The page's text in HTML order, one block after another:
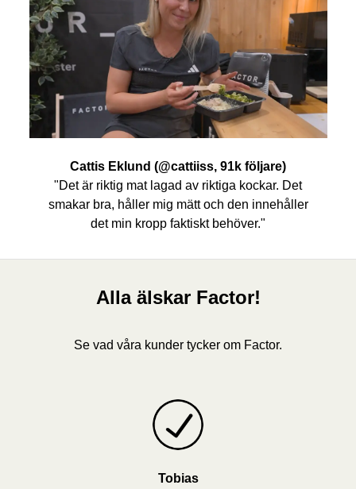
Cattis Eklund (@cattiiss, 91k följare)
"Det är riktig mat lagad av riktiga kockar. Det
smakar bra, håller mig mätt och den innehåller
det min kropp faktiskt behöver."
Alla älskar Factor!
Se vad våra kunder tycker om Factor.
Tobias